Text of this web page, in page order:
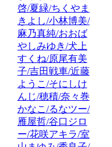
啓/夏緑/ちくやま
きよし/小林博美/
麻乃真純/おおば
やしみゆき/犬上
すくね/原尾有美
子/吉田戦車/近藤
ようこ/そにしけ
んじ/穂積/奈々巻
かなこ/るなツー/
雁屋哲/谷口ジロ
ー/花咲アキラ/室